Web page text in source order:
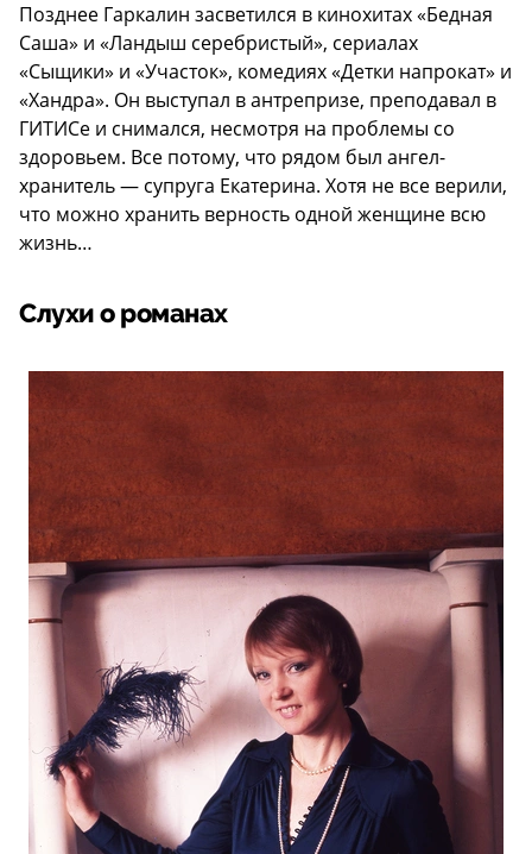
Позднее Гаркалин засветился в кинохитах «Бедная
Саша» и «Ландыш серебристый», сериалах
«Сыщики» и «Участок», комедиях «Детки напрокат» и
«Хандра». Он выступал в антрепризе, преподавал в
ГИТИСе и снимался, несмотря на проблемы со
здоровьем. Все потому, что рядом был ангел-
хранитель — супруга Екатерина. Хотя не все верили,
что можно хранить верность одной женщине всю
жизнь…
Слухи о романах